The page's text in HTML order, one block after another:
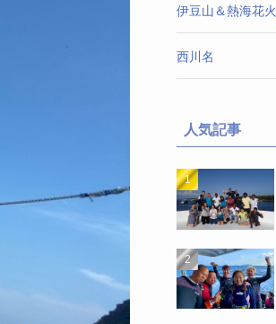
伊豆山＆熱海花火
西川名
人気記事